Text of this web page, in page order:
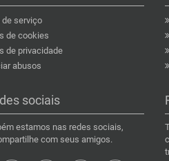
serviço
de cookies
de privacidade
abusos
sociais
estamos nas redes sociais,
com seus amigos.